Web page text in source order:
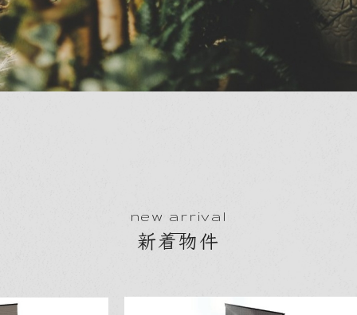
【新着情報：中古マンション】
座6698万円物件詳細へ
new arrival
新着物件